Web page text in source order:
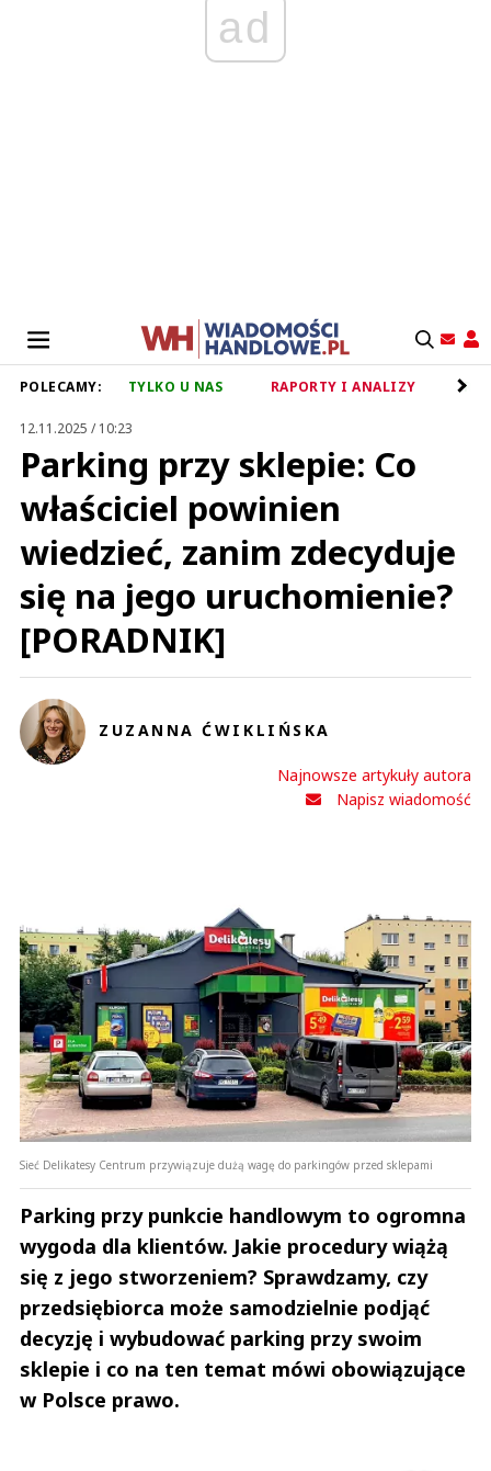
ad
POLECAMY: TYLKO U NAS RAPORTY I ANALIZY
12.11.2025 / 10:23
Parking przy sklepie: Co
właściciel powinien
wiedzieć, zanim zdecyduje
się na jego uruchomienie?
[PORADNIK]
ZUZANNA ĆWIKLIŃSKA
Najnowsze artykuły autora
Napisz wiadomość
Sieć Delikatesy Centrum przywiązuje dużą wagę do parkingów przed sklepami
Parking przy punkcie handlowym to ogromna
wygoda dla klientów. Jakie procedury wiążą
się z jego stworzeniem? Sprawdzamy, czy
przedsiębiorca może samodzielnie podjąć
decyzję i wybudować parking przy swoim
sklepie i co na ten temat mówi obowiązujące
w Polsce prawo.